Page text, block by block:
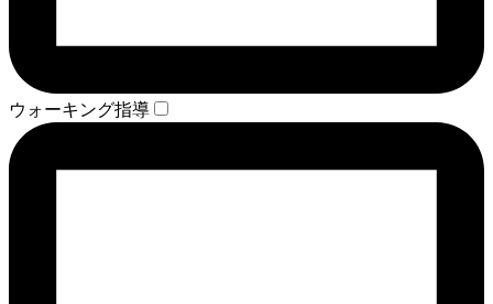
ウォーキング指導